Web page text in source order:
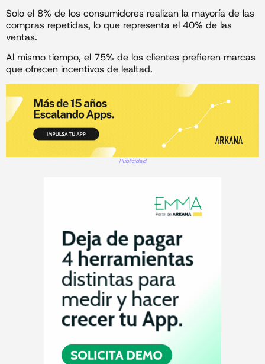
Solo el 8% de los consumidores realizan la mayoría de las
compras repetidas, lo que representa el 40% de las
ventas.
Al mismo tiempo, el 75% de los clientes prefieren marcas
que ofrecen incentivos de lealtad.
Publicidad